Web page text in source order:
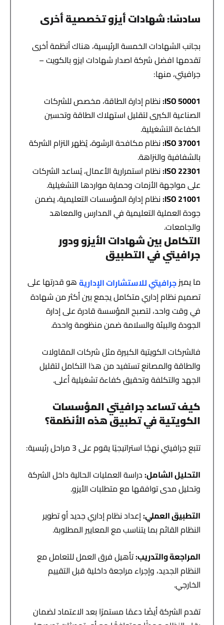
سادسًا: شهادات أيزو تخصصية أخرى
بجانب الشهادات الخمسة الرئيسية، هناك أنظمة أخرى
تقدمها افضل شركة اصدار شهادات ايزو بالكويت –
جرافيتي، منها:
ISO 50001: نظام إدارة الطاقة، مخصص للشركات
الصناعية الكبرى لتقليل استهلاك الطاقة وتحسين
الكفاءة التشغيلية.
ISO 37001: نظام مكافحة الرشوة، يُظهر التزام الشركة
بالشفافية والنزاهة.
ISO 22301: نظام استمرارية الأعمال، يُساعد الشركات
على مواجهة الأزمات وحماية مواردها التشغيلية.
ISO 21001: نظام إدارة المؤسسات التعليمية، يضمن
جودة العملية التعليمية في المدارس والمعاهد
والجامعات.
التكامل بين شهادات الأيزو ودور
جرافيتي في التطبيق
ما يميزجرافيتي للاستشارات الإداريةهو قدرتها على
تصميم نظام إداري متكامل يجمع بين أكثر من شهادة
في وقت واحد، لتصبح المؤسسة قادرة على إدارة
الجودة والبيئة والسلامة ضمن منظومة واحدة.
فالشركات الكويتية الكبيرة مثل شركات المقاولات
والطاقة والمصانع تستفيد من هذا التكامل لتقليل
الجهد والتكلفة وتحقيق كفاءة تشغيلية أعلى.
كيف تساعد جرافيتي المؤسسات
الكويتية في تطبيق هذه الأنظمة؟
تتبع جرافيتي نهجًا استراتيجيًا يقوم على 3 مراحل رئيسية:
التحليل الشامل:دراسة العمليات الحالية داخل الشركة
وتحليل مدى توافقها مع متطلبات الأيزو.
التطبيق العملي:إعداد نظام إداري جديد أو تطوير
النظام القائم بما يتناسب مع المعايير المطلوبة.
المراجعة والتدريب:تأهيل فرق العمل للتعامل مع
النظام الجديد، وإجراء مراجعة داخلية قبل التقييم
الخارجي.
تقدم الشركة أيضًا دعمًا مستمرًا بعد الاعتماد لضمان